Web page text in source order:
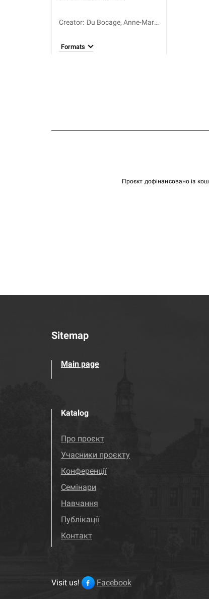
Creator: Du Bocage, Anne-Marie
Formats
Проєкт дофінансовано із
Sitemap
Main page
Katalog
Про проєкт
Учасники проєкту
Конференції
Семінари
Навчання
Публікації
Контакт
Visit us! Facebook